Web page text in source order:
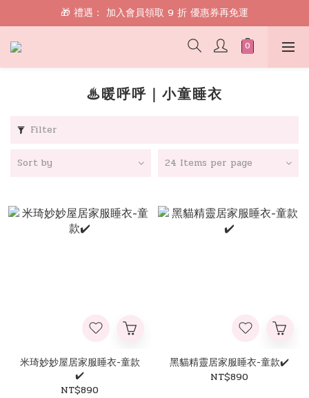
🎁 禮遇： 加入會員領取 9 折 優惠券再免運
🎁 禮遇： 加入會員領取 9 折 優惠券再免運
📱 綁定 LINE 好友，現領 $100 購物金！
🎁 禮遇： 加入會員領取 9 折 優惠券再免運
♨暖呼呼｜小童睡衣
Filter
Sort by 24 Items per page
米琦妙妙屋居家服睡衣-童款
✔️
NT$890
黑貓精靈居家服睡衣-童款✔️
NT$890